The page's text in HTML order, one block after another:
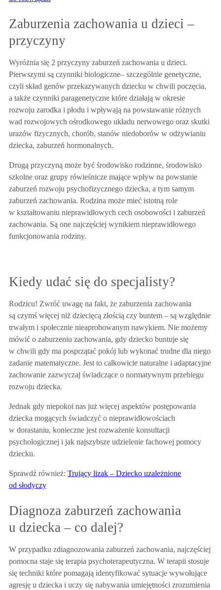
Zaburzenia zachowania u dzieci –
przyczyny
Wyróżnia się 2 przyczyny zaburzeń zachowania u dzieci.
Pierwszymi są czynniki biologiczne– szczególnie genetyczne,
czyli skład genów przekazywanych dziecku w chwili poczęcia,
a także czynniki paragenetyczne które działają w okresie
rozwoju zarodka i płodu i wpływają na powstawanie różnych
wad rozwojowych ośrodkowego układu nerwowego oraz skutki
urazów fizycznych, chorób, stanów niedoborów w odżywianiu
dziecka, zaburzeń hormonalnych.
Drugą przyczyną może być środowisko rodzinne, środowisko
szkolne oraz grupy rówieśniczemające wpływ na powstanie
zaburzeń rozwoju psychofizycznego dziecka, a tym samym
zaburzeń zachowania. Rodzina może mieć istotną role
w kształtowaniu nieprawidłowych cech osobowości i zaburzeń
zachowania. Są one najczęściej wynikiem nieprawidłowego
funkcjonowania rodziny.
Kiedy udać się do specjalisty?
Rodzicu! Zwróć uwagę na fakt, że zaburzenia zachowania
są czymś więcej niż dziecięcą złością czy buntem – są względnie
trwałym i społecznie nieaprobowanym nawykiem. Nie możemy
mówić o zaburzeniu zachowania, gdy dziecko buntuje się
w chwili gdy ma posprzątać pokój lub wykonać trudne dla niego
zadanie matematyczne. Jest to całkowicie naturalne i adaptacyjne
zachowanie zazwyczaj świadczące o normatywnym przebiegu
rozwoju dziecka.
Jednak gdy niepokoi nas już więcej aspektów postępowania
dziecka mogących świadczyć o nieprawidłowościach
w dorastaniu, konieczne jest rozważenie konsultacji
psychologicznej i jak najszybsze udzielenie fachowej pomocy
dziecku.
Sprawdź również: Trujący lizak – Dziecko uzależnione
od słodyczy
Diagnoza zaburzeń zachowania
u dziecka – co dalej?
W przypadku zdiagnozowania zaburzeń zachowania, najczęściej
pomocna staje się terapia psychoterapeutyczna. W terapii stosuje
się techniki które pomagają identyfikować sytuacje wywołujące
agresję u dziecka i uczy się nabywania umiejętności zrozumienia